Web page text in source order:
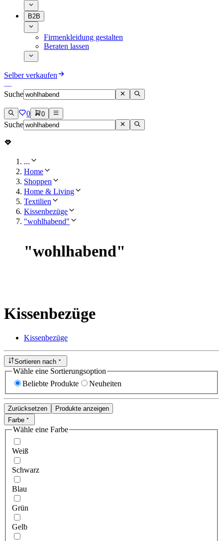
B2B
Firmenkleidung gestalten
Beraten lassen
Selber verkaufen
Suche
0 0
Suche
...
Home
Shoppen
Home & Living
Textilien
Kissenbezüge
"wohlhabend"
"wohlhabend"
Kissenbezüge
Kissenbezüge
Sortieren nach
Wähle eine Sortierungsoption
Beliebte Produkte
Neuheiten
Zurücksetzen
Produkte anzeigen
Farbe
Wähle eine Farbe
Weiß
Schwarz
Blau
Grün
Gelb